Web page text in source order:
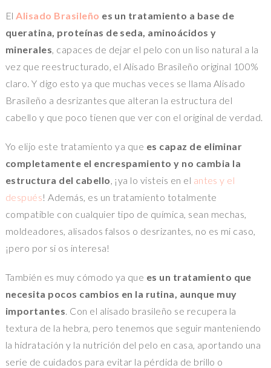
El Alisado Brasileño es un tratamiento a base de
queratina, proteínas de seda, aminoácidos y
minerales , capaces de dejar el pelo con un liso natural a la
vez que reestructurado, el Alisado Brasileño original 100%
claro. Y digo esto ya que muchas veces se llama Alisado
Brasileño a desrizantes que alteran la estructura del
cabello y que poco tienen que ver con el original de verdad.
Yo elijo este tratamiento ya que es capaz de eliminar
completamente el encrespamiento y no cambia la
estructura del cabello , ¡ya lo visteis en el antes y el
después! Además, es un tratamiento totalmente
compatible con cualquier tipo de química, sean mechas,
moldeadores, alisados falsos o desrizantes, no es mi caso,
¡pero por si os interesa!
También es muy cómodo ya que es un tratamiento que
necesita pocos cambios en la rutina, aunque muy
importantes . Con el alisado brasileño se recupera la
textura de la hebra, pero tenemos que seguir manteniendo
la hidratación y la nutrición del pelo en casa, aportando una
serie de cuidados para evitar la pérdida de brillo o